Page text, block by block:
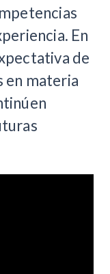
En
de
en materia